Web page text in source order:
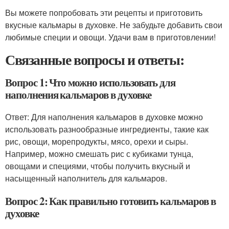
Вы можете попробовать эти рецепты и приготовить
вкусные кальмары в духовке. Не забудьте добавить свои
любимые специи и овощи. Удачи вам в приготовлении!
Связанные вопросы и ответы:
Вопрос 1: Что можно использовать для
наполнения кальмаров в духовке
Ответ: Для наполнения кальмаров в духовке можно
использовать разнообразные ингредиенты, такие как
рис, овощи, морепродукты, мясо, орехи и сыры.
Например, можно смешать рис с кубиками тунца,
овощами и специями, чтобы получить вкусный и
насыщенный наполнитель для кальмаров.
Вопрос 2: Как правильно готовить кальмаров в
духовке